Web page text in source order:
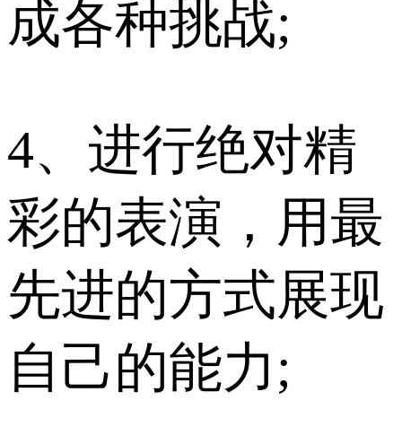
成各种挑战;
4、进行绝对精
彩的表演，用最
先进的方式展现
自己的能力;